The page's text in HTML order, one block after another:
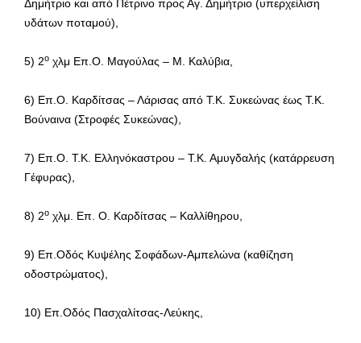
Δημήτριο και από Πέτρινο προς Αγ. Δημήτριο (υπερχείλιση
υδάτων ποταμού),
5) 2ο χλμ Επ.Ο. Μαγούλας – Μ. Καλύβια,
6) Επ.Ο. Καρδίτσας – Λάρισας από Τ.Κ. Συκεώνας έως Τ.Κ.
Βούναινα (Στροφές Συκεώνας),
7) Επ.Ο. Τ.Κ. Ελληνόκαστρου – Τ.Κ. Αμυγδαλής (κατάρρευση
Γέφυρας),
8) 2ο χλμ. Επ. Ο. Καρδίτσας – Καλλίθηρου,
9) Επ.Οδός Κυψέλης Σοφάδων-Αμπελώνα (καθίζηση
οδοστρώματος),
10) Επ.Οδός Πασχαλίτσας-Λεύκης,